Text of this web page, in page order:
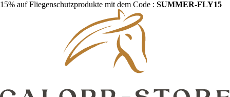
15% auf Fliegenschutzprodukte mit dem Code : SUMMER-FLY15